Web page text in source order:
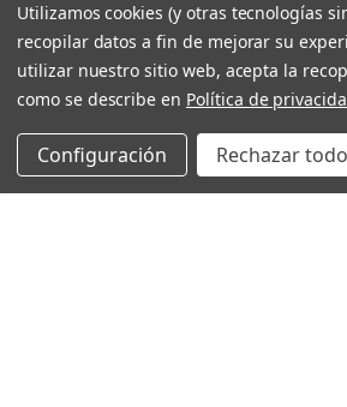
Utilizamos cookies (y otras tecnologías
recopilar datos a fin de mejorar su
utilizar nuestro sitio web, acepta la
como se describe en Política de
Configuración Rechazar todo